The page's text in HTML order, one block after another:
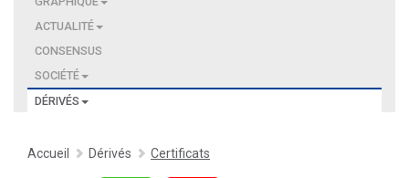
ACTUALITÉ
CONSENSUS
SOCIÉTÉ
DÉRIVÉS
Accueil Dérivés Certificats